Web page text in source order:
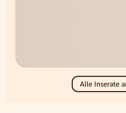
Alle Inserate